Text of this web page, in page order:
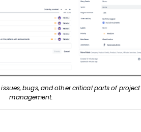
bugs, and other critical parts of project
management.